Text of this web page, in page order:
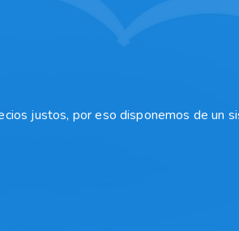
justos, por eso disponemos de un